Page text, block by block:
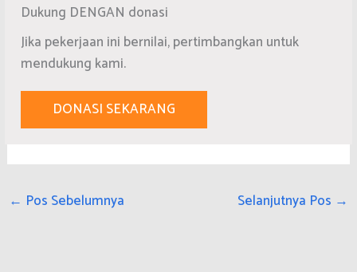
Dukung DENGAN donasi
Jika pekerjaan ini bernilai, pertimbangkan untuk
mendukung kami.
DONASI SEKARANG
← Pos Sebelumnya Selanjutnya Pos →